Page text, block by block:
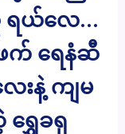
ရယ်လေ…
က် ရေနံဆီ
းနဲ့ ကျမ
ရွှေခရု